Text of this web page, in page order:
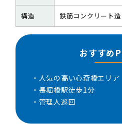
構造 鉄筋コンクリート造
おすすめ
・人気の高い心斎橋エリア
・長堀橋駅徒歩1分
・管理人巡回